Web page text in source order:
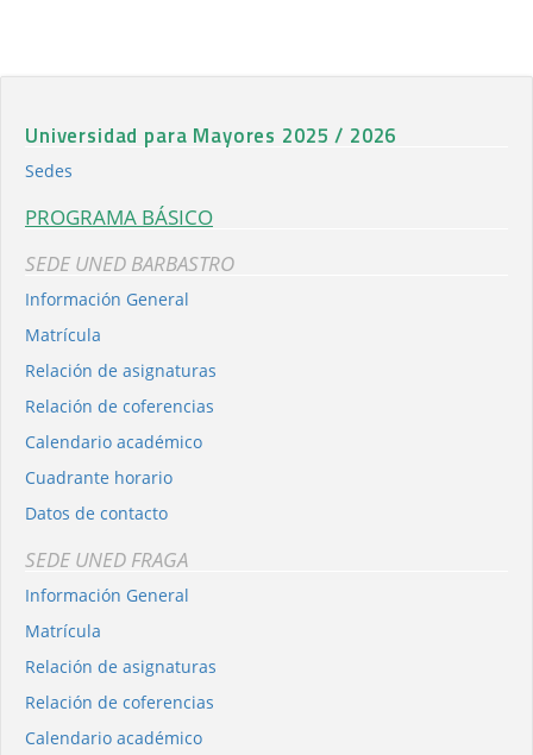
Universidad para Mayores 2025 / 2026
Sedes
PROGRAMA BÁSICO
SEDE UNED BARBASTRO
Información General
Matrícula
Relación de asignaturas
Relación de coferencias
Calendario académico
Cuadrante horario
Datos de contacto
SEDE UNED FRAGA
Información General
Matrícula
Relación de asignaturas
Relación de coferencias
Calendario académico